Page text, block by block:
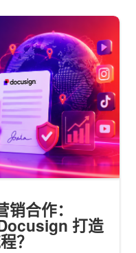
合作：
打造
？